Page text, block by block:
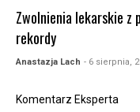
Zwolnienia lekarskie z
rekordy
Anastazja Lach - 6 sierpnia,
Komentarz Eksperta